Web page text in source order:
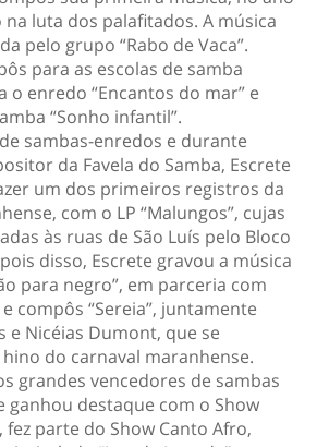
luta dos palafitados. A música
pelo grupo “Rabo de Vaca”.
para as escolas de samba
o enredo “Encantos do mar” e
“Sonho infantil”.
sambas-enredos e durante
da Favela do Samba, Escrete
um dos primeiros registros da
com o LP “Malungos”, cujas
às ruas de São Luís pelo Bloco
disso, Escrete gravou a música
para negro”, em parceria com
compôs “Sereia”, juntamente
e Nicéias Dumont, que se
do carnaval maranhense.
grandes vencedores de sambas
ganhou destaque com o Show
parte do Show Canto Afro,